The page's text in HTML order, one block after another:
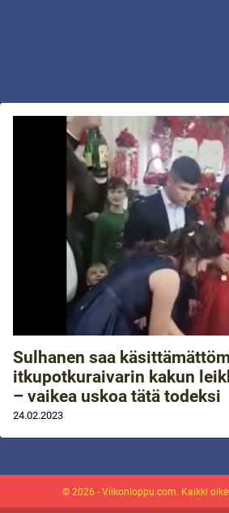
Sulhanen saa
itkupotkuraivarin kakun
– vaikea uskoa tätä todeksi
24.02.2023
© 2026 - Viikonloppu.com. Kaikki